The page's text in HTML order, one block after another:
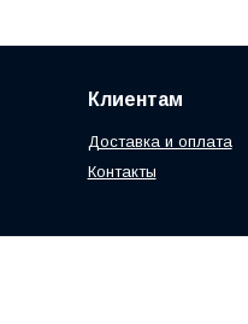
Клиентам
Доставка и оплата
Контакты